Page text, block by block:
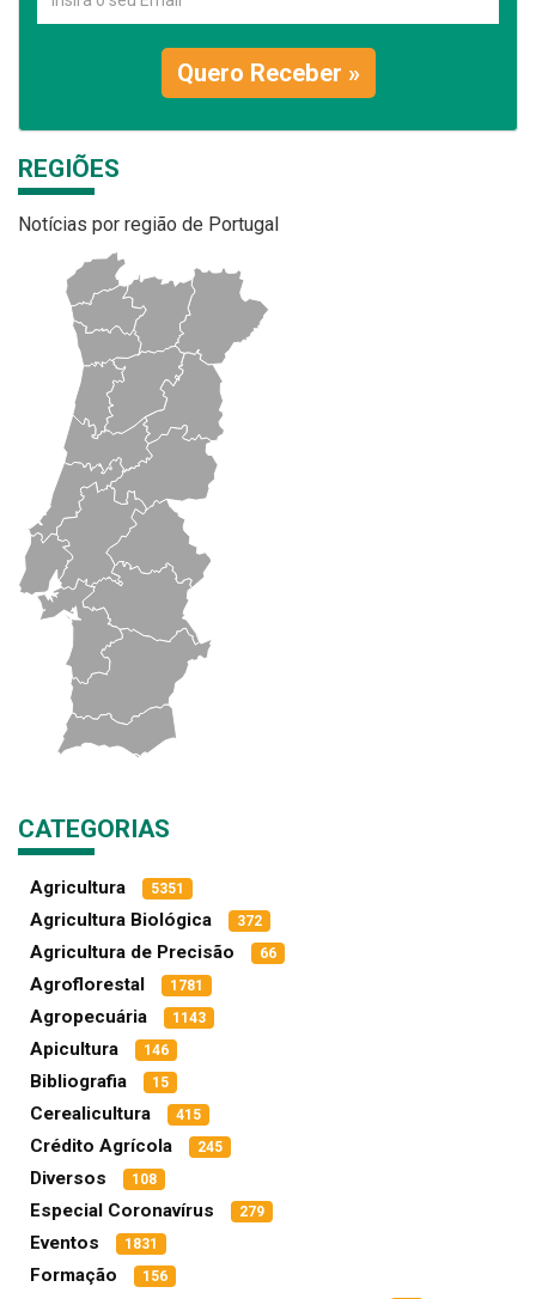
Quero Receber »
REGIÕES
Notícias por região de Portugal
CATEGORIAS
Agricultura 5351
Agricultura Biológica 372
Agricultura de Precisão 66
Agroflorestal 1781
Agropecuária 1143
Apicultura 146
Bibliografia 15
Cerealicultura 415
Crédito Agrícola 245
Diversos 108
Especial Coronavírus 279
Eventos 1831
Formação 156